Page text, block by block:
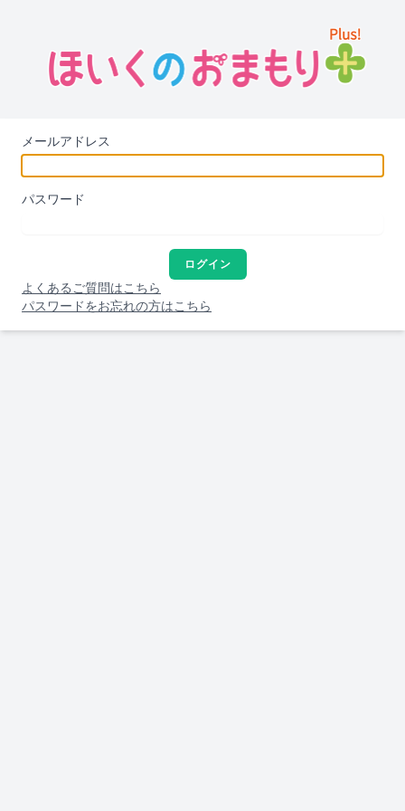
メールアドレス
パスワード
ログイン
よくあるご質問はこちら
パスワードをお忘れの方はこちら